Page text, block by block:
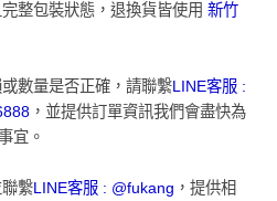
整包裝狀態，退換貨皆使用 新竹
數量是否正確，請聯繫LINE客服 :
，並提供訂單資訊我們會盡快為
宜。
繫LINE客服 : @fukang ，提供相